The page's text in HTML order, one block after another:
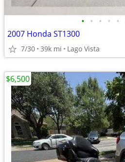
• • • • •
2007 Honda ST1300
7/30 39k mi Lago Vista
$6,500